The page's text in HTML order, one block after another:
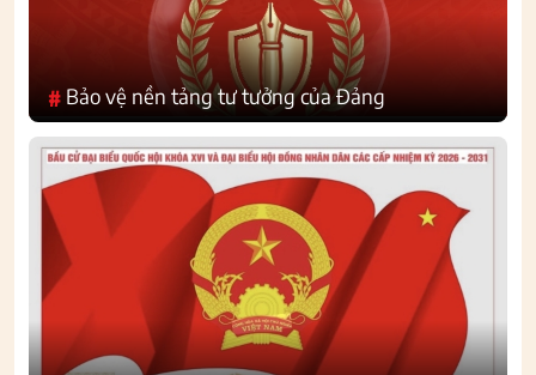
# Bảo vệ nền tảng tư tưởng của Đảng